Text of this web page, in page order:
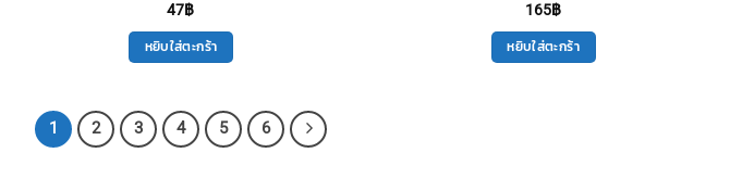
47฿
หยิบใส่ตะกร้า
165฿
หยิบใส่ตะกร้า
1 2 3 4 5 6